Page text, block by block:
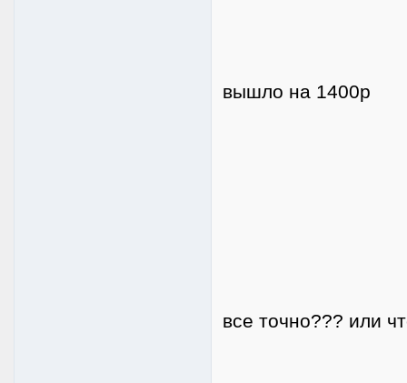
вышло на 1400р
все точно??? или